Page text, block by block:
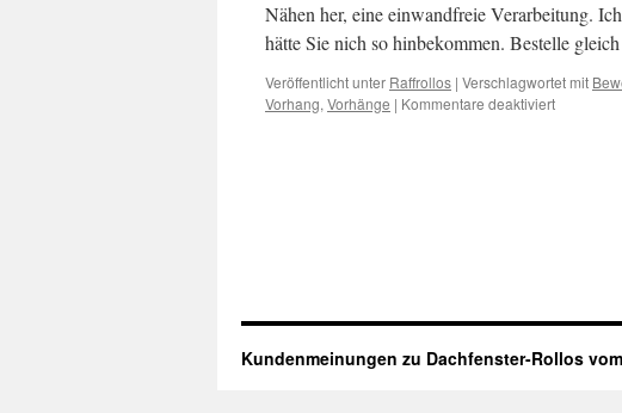
Nähen her, eine einwandfreie Verarbeitung.
hätte Sie nich so hinbekommen. Bestelle
Veröffentlicht unter Raffrollos | Verschlagwortet mit
Vorhang, Vorhänge | Kommentare deaktiviertfür
Kundenmeinungen zu Dachfenster-Rollos